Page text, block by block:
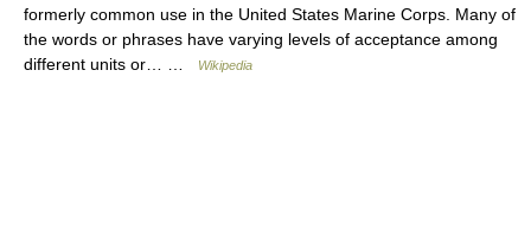
formerly common use in the United States Marine Corps. Many of
the words or phrases have varying levels of acceptance among
different units or… …
Wikipedia